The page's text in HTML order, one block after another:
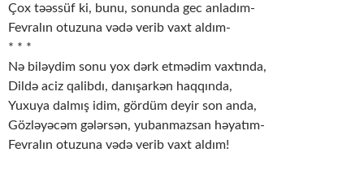
Çox təəssüf ki, bunu, sonunda gec anladım-
Fevralın otuzuna vədə verib vaxt aldım-
* * *
Nə biləydim sonu yox dərk etmədim vaxtında,
Dildə aciz qalibdı, danışarkən haqqında,
Yuxuya dalmış idim, gördüm deyir son anda,
Gözləyəcəm gələrsən, yubanmazsan həyatım-
Fevralın otuzuna vədə verib vaxt aldım!